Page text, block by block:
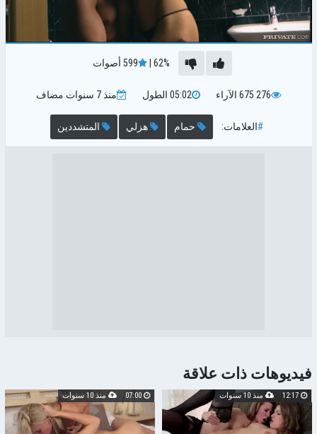
62%
|
599 أصوات
276 675 الآراء 05:02الطول منذ 7 سنوات مضاف
#العلامات: حمام هزلي المتشددين
فيديوهات ذات علاقة
12:17 منذ 10 سنوات 07:00 منذ 10 سنوات